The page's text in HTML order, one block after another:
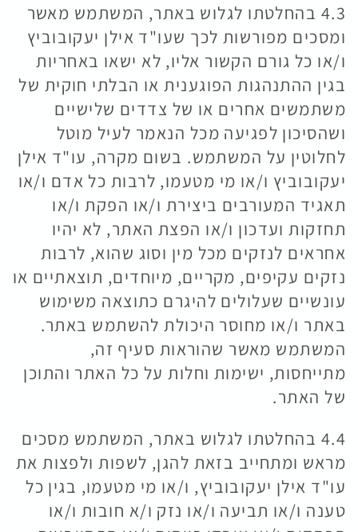
4.3 בהחלטתו לגלוש באתר, המשתמש מאשר
ומסכים מפורשות לכך שעו"ד אילן יעקובוביץ
ו/או כל גורם הקשור אליו, לא ישאו באחריות
בגין ההתנהגות הפוגענית או הבלתי חוקית של
משתמשים אחרים או של צדדים שלישיים
ושהסיכון לפגיעה מכל הנאמר לעיל מוטל
לחלוטין על המשתמש. בשום מקרה, עו"ד אילן
יעקובוביץ ו/או מי מטעמו, לרבות כל אדם ו/או
תאגיד המעורבים ביצירת ו/או הפקת ו/או
תחזקות ועדכון ו/או הפצת האתר, לא יהיו
אחראים לנזקים מכל מין וסוג שהוא, לרבות
נזקים עקיפים, מקריים, מיוחדים, תוצאתיים או
עונשיים שעלולים להיגרם כתוצאה משימוש
באתר ו/או מחוסר היכולת להשתמש באתר.
המשתמש מאשר שהוראות סעיף זה,
מתייחסות, ישימות וחלות על כל האתר והתוכן
של האתר.
4.4 בהחלטתו לגלוש באתר, המשתמש מסכים
מראש ומתחייב בזאת להגן, לשפות ולפצות את
עו"ד אילן יעקובוביץ, ו/או מי מטעמו, בגין כל
טענה ו/או תביעה ו/או נזק ו/א חובות ו/או